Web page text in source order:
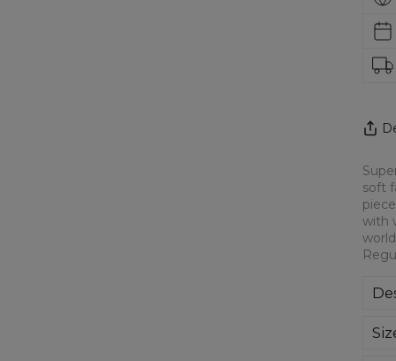
soft
with